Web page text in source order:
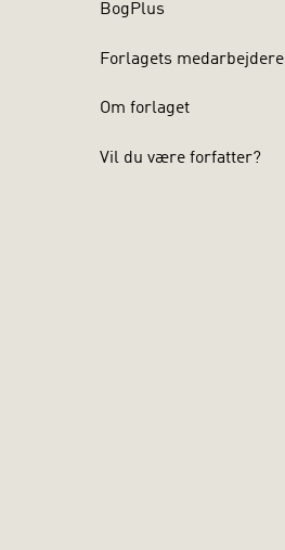
BogPlus
Forlagets medarbejdere
Om forlaget
Vil du være forfatter?